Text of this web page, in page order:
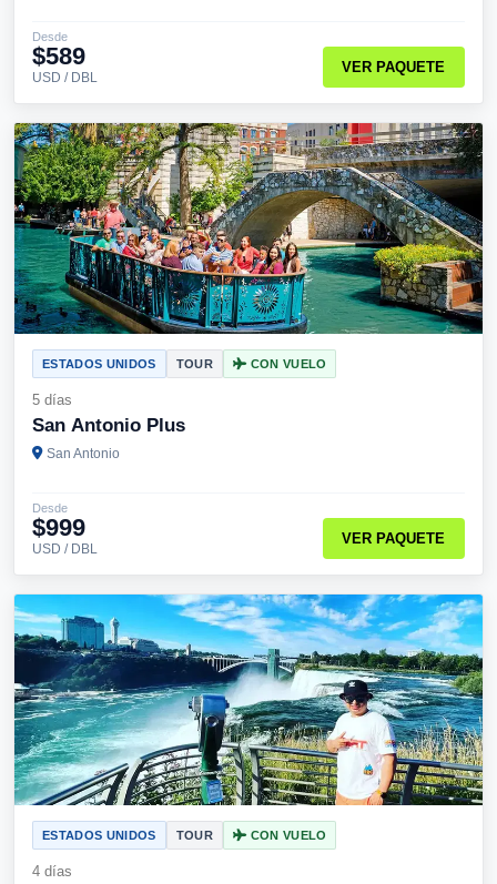
Desde
$589
USD / DBL
VER PAQUETE
ESTADOS UNIDOS TOUR CON VUELO
5 días
San Antonio Plus
San Antonio
Desde
$999
USD / DBL
VER PAQUETE
ESTADOS UNIDOS TOUR CON VUELO
4 días